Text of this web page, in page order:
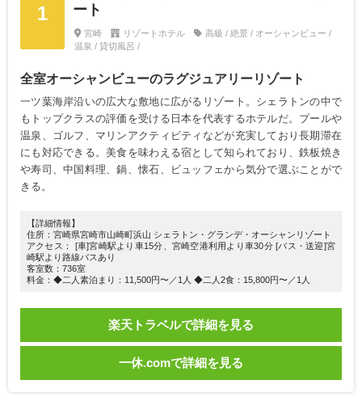
1
ート
宮崎 リゾートホテル
高級 / 絶景 / オーシャンビュー /
温泉 / 貸切風呂 /
全室オーシャンビューのラグジュアリーリゾート
一ツ葉海岸沿いの広大な敷地に広がるリゾート。シェラトンの中で
もトップクラスの評価を受ける日本を代表するホテルだ。プールや
温泉、ゴルフ、マリンアクティビティなどが充実しており長期滞在
にも対応できる。美食を味わえる宿として知られており、鉄板焼き
や寿司、中国料理、鍋、懐石、ビュッフェから気分で選ぶことがで
きる。
【詳細情報】
住所：宮崎県宮崎市山崎町浜山 シェラトン・グランデ・オーシャンリゾート
アクセス： [車]宮崎駅より車15分、宮崎空港利用より車30分 [バス・送迎]宮
崎駅より路線バスあり
客室数：736室
料金：◆二人素泊まり：11,500円〜／1人 ◆二人2食：15,800円〜／1人
楽天トラベルで詳細を見る
一休.comで詳細を見る